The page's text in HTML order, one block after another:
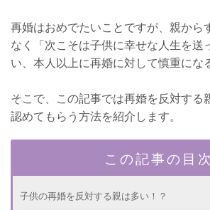
再婚はおめでたいことですが、親から
なく「次こそは子供に幸せな人生を送
い、本人以上に再婚に対して慎重にな
そこで、この記事では再婚を反対する
認めてもらう方法を紹介します。
この記事の目次
子供の再婚を反対する親は多い！？